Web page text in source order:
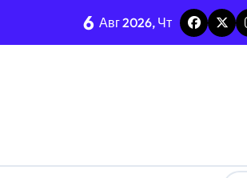
системах
6 Авг 2026, Чт